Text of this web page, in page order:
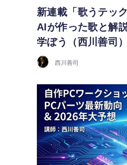
新連載「歌うテッ
AIが作った歌と解
学ぼう（西川善司）
西川善司